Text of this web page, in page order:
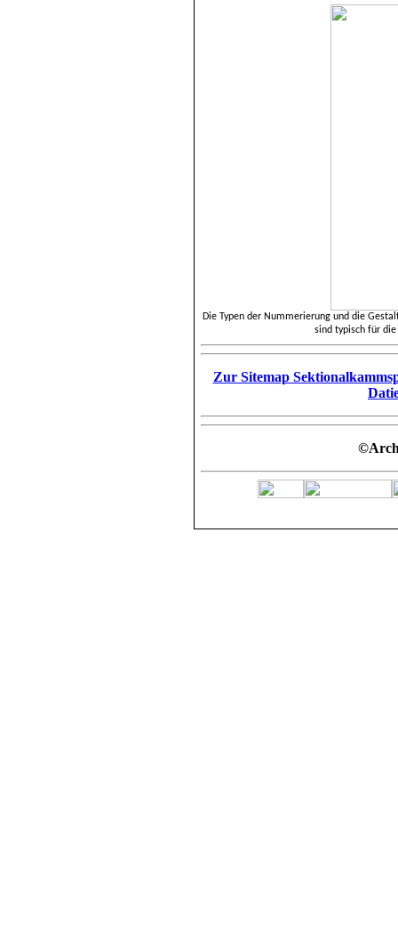
Die Typen der Nummerierung und die
sind typisch für
Zur Sitemap